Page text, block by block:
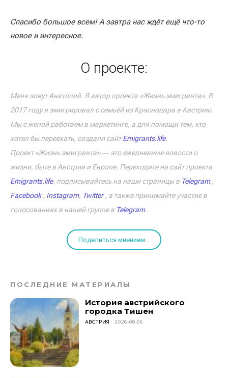
Спасибо большое всем! А завтра нас ждёт ещё что-то
новое и интересное.
О проекте:
Меня зовут Анатолий. Я автор проекта «Жизнь эмигранта». В
2017 году я эмигрировал с семьёй из Краснодара в Австрию.
Мы с женой работаем в маркетинге, а для помощи тем, кто
хотел бы переехать, создали сайтEmigrants.life.
Проект «Жизнь эмигранта» ― это ежедневные новости о
жизни, быте в Австрии и Европе. Переходите на сайт проекта
Emigrants.life, подписывайтесь на наши страницы в Telegram,
Facebook, Instagram, Twitter, а также принимайте участие в
голосованиях в нашей группе в Telegram.
Поделиться мнением...
ПОСЛЕДНИЕ МАТЕРИАЛЫ
История австрийского
городка Тишен
АВСТРИЯ 2026-08-06